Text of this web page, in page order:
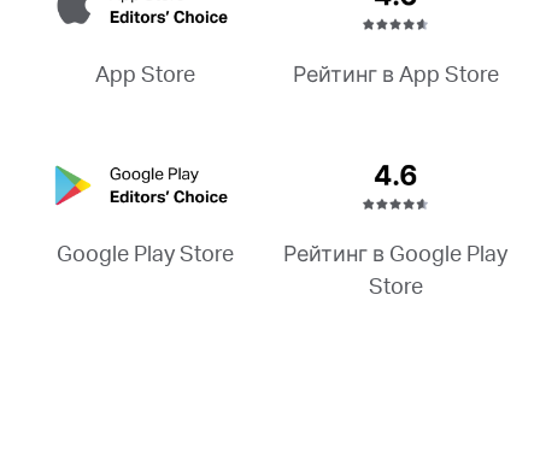
App Store Рейтинг в App Store
Google Play Store
Рейтинг в Google Play
Store